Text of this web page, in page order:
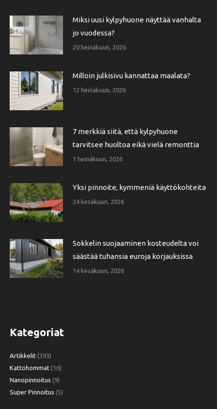
Miksi uusi kylpyhuone näyttää vanhalta
jo vuodessa?
20 heinäkuun, 2026
Milloin julkisivu kannattaa maalata?
12 heinäkuun, 2026
7 merkkiä siitä, että kylpyhuone
tarvitsee huoltoa eikä vielä remonttia
1 heinäkuun, 2026
Yksi pinnoite, kymmeniä käyttökohteita
24 kesäkuun, 2026
Sokkelin suojaaminen kosteudelta voi
säästää tuhansia euroja korjauksissa
14 kesäkuun, 2026
Kategoriat
Artikkelit (393)
Kattohommat (16)
Nanopinnoitus (9)
Super Pinnoitus (5)